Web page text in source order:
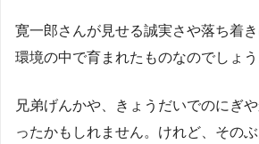
寛一郎さんが見せる誠実さや落ち着
環境の中で育まれたものなのでしょう
兄弟げんかや、きょうだいでのにぎ
ったかもしれません。けれど、その